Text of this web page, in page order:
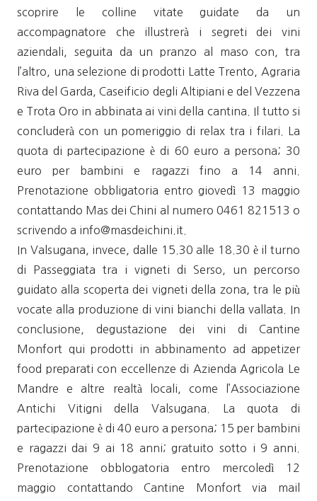
scoprire le colline vitate guidate da un
accompagnatore che illustrerà i segreti dei vini
aziendali, seguita da un pranzo al maso con, tra
l’altro, una selezione di prodotti Latte Trento, Agraria
Riva del Garda, Caseificio degli Altipiani e del Vezzena
e Trota Oro in abbinata ai vini della cantina. Il tutto si
concluderà con un pomeriggio di relax tra i filari. La
quota di partecipazione è di 60 euro a persona; 30
euro per bambini e ragazzi fino a 14 anni.
Prenotazione obbligatoria entro giovedì 13 maggio
contattando Mas dei Chini al numero 0461 821513 o
scrivendo a info@masdeichini.it.
In Valsugana, invece, dalle 15.30 alle 18.30 è il turno
di Passeggiata tra i vigneti di Serso, un percorso
guidato alla scoperta dei vigneti della zona, tra le più
vocate alla produzione di vini bianchi della vallata. In
conclusione, degustazione dei vini di Cantine
Monfort qui prodotti in abbinamento ad appetizer
food preparati con eccellenze di Azienda Agricola Le
Mandre e altre realtà locali, come l’Associazione
Antichi Vitigni della Valsugana. La quota di
partecipazione è di 40 euro a persona; 15 per bambini
e ragazzi dai 9 ai 18 anni; gratuito sotto i 9 anni.
Prenotazione obblogatoria entro mercoledì 12
maggio contattando Cantine Monfort via mail